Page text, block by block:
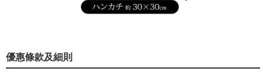
優惠條款及細則